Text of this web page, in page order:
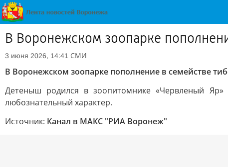
В Воронежском зоопарке
3 июня 2026, 14:41 СМИ
В Воронежском зоопарке пополнение в семействе
Детеныш родился в зоопитомнике «Червленый
любознательный характер.
Источник: Канал в МАКС "РИА Воронеж"